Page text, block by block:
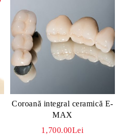
Coroană integral ceramică E-
MAX
1,700.00Lei